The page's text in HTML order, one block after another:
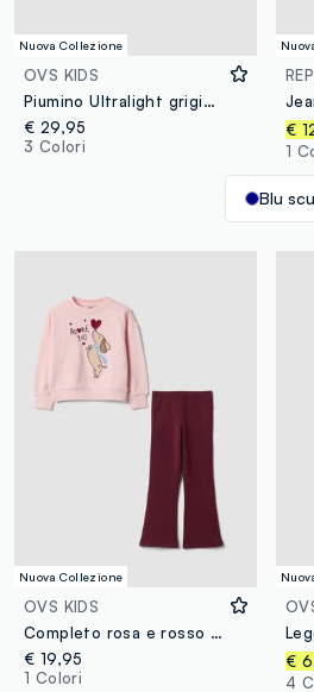
Nuova Collezione
OVS KIDS
Piumino Ultralight grigio con cappuccio e zip per bambina
€ 29,95
3 Colori
€
1
Blu
Nuova Collezione
OVS KIDS
Completo rosa e rosso in puro cotone con stampa cagnolino per bambina
€ 19,95
1 Colori
€
4